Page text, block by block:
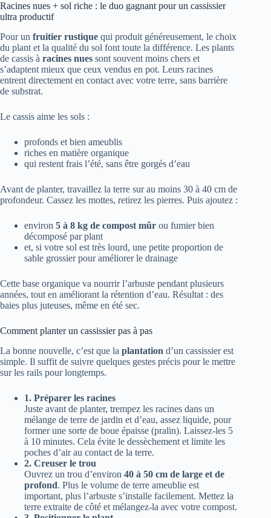
Racines nues + sol riche : le duo gagnant pour un cassissier
ultra productif
Pour un fruitier rustique qui produit généreusement, le choix
du plant et la qualité du sol font toute la différence. Les plants
de cassis à racines nues sont souvent moins chers et
s’adaptent mieux que ceux vendus en pot. Leurs racines
entrent directement en contact avec votre terre, sans barrière
de substrat.
Le cassis aime les sols :
profonds et bien ameublis
riches en matière organique
qui restent frais l’été, sans être gorgés d’eau
Avant de planter, travaillez la terre sur au moins 30 à 40 cm de
profondeur. Cassez les mottes, retirez les pierres. Puis ajoutez :
environ 5 à 8 kg de compost mûr ou fumier bien
décomposé par plant
et, si votre sol est très lourd, une petite proportion de
sable grossier pour améliorer le drainage
Cette base organique va nourrir l’arbuste pendant plusieurs
années, tout en améliorant la rétention d’eau. Résultat : des
baies plus juteuses, même en été sec.
Comment planter un cassissier pas à pas
La bonne nouvelle, c’est que la plantation d’un cassissier est
simple. Il suffit de suivre quelques gestes précis pour le mettre
sur les rails pour longtemps.
1. Préparer les racines
Juste avant de planter, trempez les racines dans un
mélange de terre de jardin et d’eau, assez liquide, pour
former une sorte de boue épaisse (pralin). Laissez-les 5
à 10 minutes. Cela évite le dessèchement et limite les
poches d’air au contact de la terre.
2. Creuser le trou
Ouvrez un trou d’environ 40 à 50 cm de large et de
profond. Plus le volume de terre ameublie est
important, plus l’arbuste s’installe facilement. Mettez la
terre extraite de côté et mélangez-la avec votre compost.